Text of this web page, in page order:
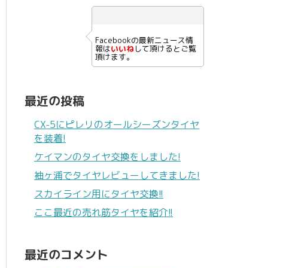
Facebookの最新ニュース情
報はいいねして頂けるとご覧
頂けます。
最近の投稿
CX-5にピレリのオールシーズンタイヤ
を装着!
ケイマンのタイヤ交換をしました!
袖ヶ浦でタイヤレビューしてきました!
スカイライン用にタイヤ交換!!
ここ最近の売れ筋タイヤを紹介!!
最近のコメント